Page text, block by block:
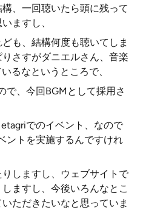
、一回聴いたら頭に残って
ますし、
も、結構何度も聴いてしま
さすがダニエルさん、音楽
るなというところで、
で、今回BGMとして採用さ
でのイベント、なので
ントを実施するんですけれ
しますし、ウェブサイトで
ますし、今後いろんなとこ
ただきたいなと思っていま